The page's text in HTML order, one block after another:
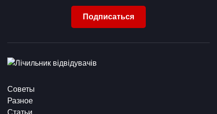
Подписаться
Советы
Разное
Статьи